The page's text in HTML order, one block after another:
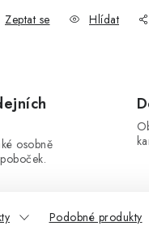
Zeptat se Hlídat
osobně
Podobné produkty